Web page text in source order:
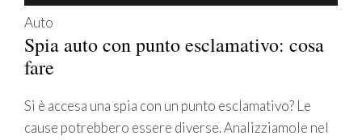
Auto
Spia auto con punto esclamativo: cosa
fare
Si è accesa una spia con un punto esclamativo? Le
cause potrebbero essere diverse. Analizziamole nel